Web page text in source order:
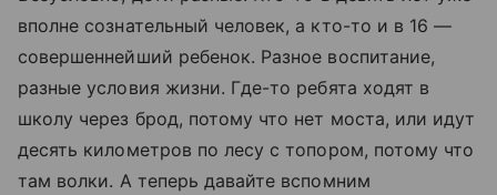
вполне сознательный человек, а кто-то и в 16 —
совершеннейший ребенок. Разное воспитание,
разные условия жизни. Где-то ребята ходят в
школу через брод, потому что нет моста, или идут
десять километров по лесу с топором, потому что
там волки. А теперь давайте вспомним